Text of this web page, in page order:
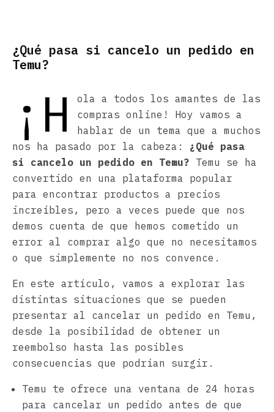
¿Qué pasa si cancelo un pedido en
Temu?
¡H
ola a todos los amantes de las
compras online! Hoy vamos a
hablar de un tema que a muchos
nos ha pasado por la cabeza: ¿Qué pasa
si cancelo un pedido en Temu? Temu se ha
convertido en una plataforma popular
para encontrar productos a precios
increíbles, pero a veces puede que nos
demos cuenta de que hemos cometido un
error al comprar algo que no necesitamos
o que simplemente no nos convence.
En este artículo, vamos a explorar las
distintas situaciones que se pueden
presentar al cancelar un pedido en Temu,
desde la posibilidad de obtener un
reembolso hasta las posibles
consecuencias que podrían surgir.
Temu te ofrece una ventana de 24 horas
para cancelar un pedido antes de que